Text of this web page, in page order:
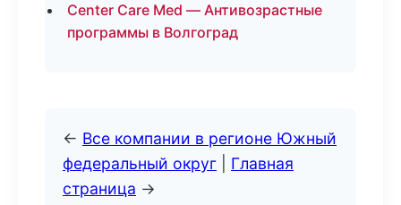
Center Care Med — Антивозрастные
программы в Волгоград
← Все компании в регионе Южный
федеральный округ
Главная
страница →